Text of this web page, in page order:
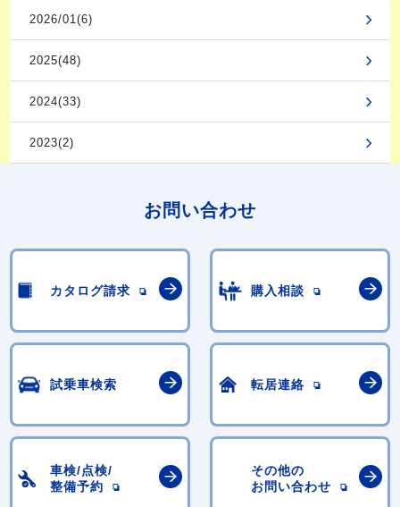
2026/01(6)
2025(48)
2024(33)
2023(2)
お問い合わせ
カタログ請求 購入相談
試乗車検索 転居連絡
車検/点検/
整備予約
その他の
お問い合わせ